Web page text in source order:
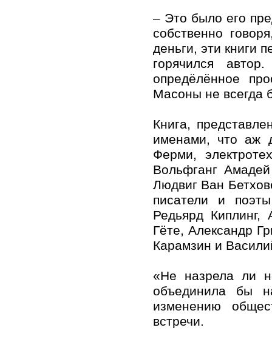
– Это было его
собственно
деньги, эти книги
горячился
опредёлённое
Масоны не
Книга,
именами, что аж
Ферми,
Вольфганг
Людвиг Ван
писатели и
Редьярд
Гёте, Александр
Карамзин и
«Не назрела ли
объединила бы
изменению
встречи.